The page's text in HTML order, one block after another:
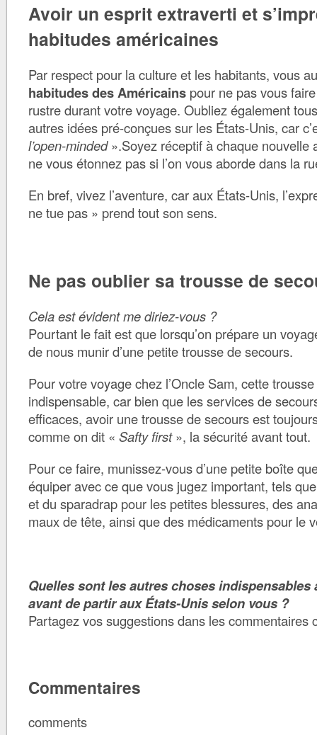
Avoir un esprit extraverti et
habitudes américaines
Par respect pour la culture et les habitants, vous
habitudes des Américains pour ne pas vous
rustre durant votre voyage. Oubliez également
autres idées pré-conçues sur les États-Unis, car
l’open-minded».Soyez réceptif à chaque nouvelle
ne vous étonnez pas si l’on vous aborde dans la
En bref, vivez l’aventure, car aux États-Unis,
ne tue pas » prend tout son sens.
Ne pas oublier sa trousse de
Cela est évident me diriez-vous ?
Pourtant le fait est que lorsqu’on prépare un
de nous munir d’une petite trousse de secours.
Pour votre voyage chez l’Oncle Sam, cette
indispensable, car bien que les services de
efficaces, avoir une trousse de secours est
comme on dit « Safty first», la sécurité avant tout.
Pour ce faire, munissez-vous d’une petite boîte
équiper avec ce que vous jugez important, tels
et du sparadrap pour les petites blessures, des
maux de tête, ainsi que des médicaments pour le
Quelles sont les autres choses indispensables
avant de partir aux États-Unis selon vous ?
Partagez vos suggestions dans les commentaires
Commentaires
comments